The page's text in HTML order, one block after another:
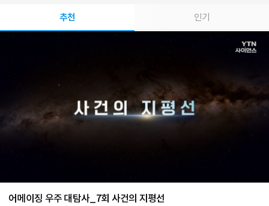
추천 인기
어메이징 우주 대탐사_7회 사건의 지평선